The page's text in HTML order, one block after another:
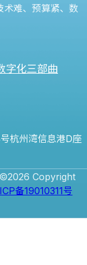
难、预算紧、数
字化三部曲
杭州湾信息港D座
Copyright
备19010311号